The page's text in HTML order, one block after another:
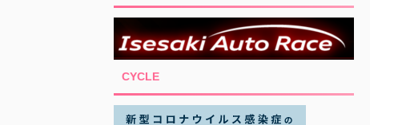
CYCLE